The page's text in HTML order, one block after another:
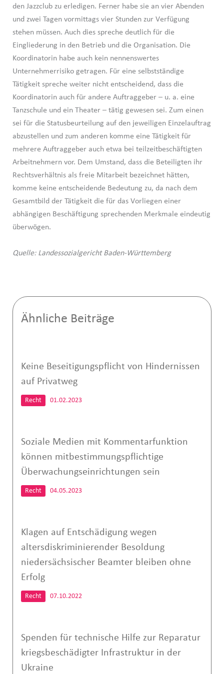
den Jazzclub zu erledigen. Ferner habe sie an vier Abenden
und zwei Tagen vormittags vier Stunden zur Verfügung
stehen müssen. Auch dies spreche deutlich für die
Eingliederung in den Betrieb und die Organisation. Die
Koordinatorin habe auch kein nennenswertes
Unternehmerrisiko getragen. Für eine selbstständige
Tätigkeit spreche weiter nicht entscheidend, dass die
Koordinatorin auch für andere Auftraggeber – u. a. eine
Tanzschule und ein Theater – tätig gewesen sei. Zum einen
sei für die Statusbeurteilung auf den jeweiligen Einzelauftrag
abzustellen und zum anderen komme eine Tätigkeit für
mehrere Auftraggeber auch etwa bei teilzeitbeschäftigten
Arbeitnehmern vor. Dem Umstand, dass die Beteiligten ihr
Rechtsverhältnis als freie Mitarbeit bezeichnet hätten,
komme keine entscheidende Bedeutung zu, da nach dem
Gesamtbild der Tätigkeit die für das Vorliegen einer
abhängigen Beschäftigung sprechenden Merkmale eindeutig
überwögen.
Quelle: Landessozialgericht Baden-Württemberg
Ähnliche Beiträge
Keine Beseitigungspflicht von Hindernissen
auf Privatweg
Recht 01.02.2023
Soziale Medien mit Kommentarfunktion
können mitbestimmungspflichtige
Überwachungseinrichtungen sein
Recht 04.05.2023
Klagen auf Entschädigung wegen
altersdiskriminierender Besoldung
niedersächsischer Beamter bleiben ohne
Erfolg
Recht 07.10.2022
Spenden für technische Hilfe zur Reparatur
kriegsbeschädigter Infrastruktur in der
Ukraine